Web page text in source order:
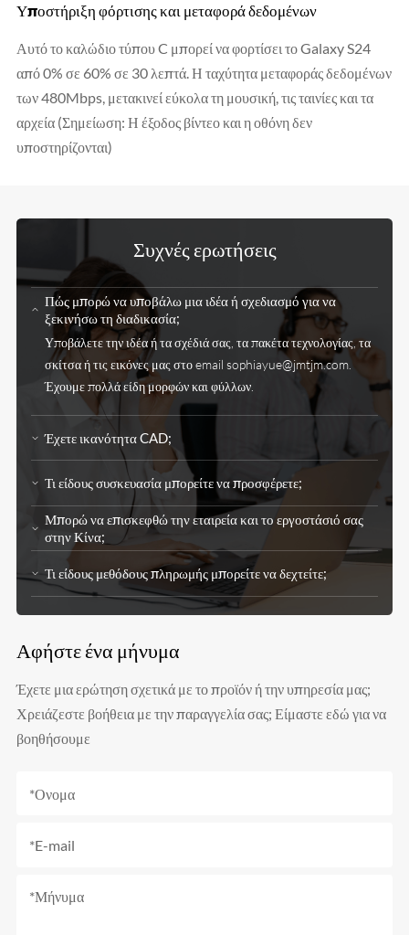
Υποστήριξη φόρτισης και μεταφορά δεδομένων
Αυτό το καλώδιο τύπου C μπορεί να φορτίσει το Galaxy S24
από 0% σε 60% σε 30 λεπτά. Η ταχύτητα μεταφοράς δεδομένων
των 480Mbps, μετακινεί εύκολα τη μουσική, τις ταινίες και τα
αρχεία (Σημείωση: Η έξοδος βίντεο και η οθόνη δεν
υποστηρίζονται)
Συχνές ερωτήσεις
Πώς μπορώ να υποβάλω μια ιδέα ή σχεδιασμό για να
ξεκινήσω τη διαδικασία;
Υποβάλετε την ιδέα ή τα σχέδιά σας, τα πακέτα τεχνολογίας, τα
σκίτσα ή τις εικόνες μας στο emailsophiayue@jmtjm.com
Έχουμε πολλά είδη μορφών και φύλλων.
Έχετε ικανότητα CAD;
Τι είδους συσκευασία μπορείτε να προσφέρετε;
Μπορώ να επισκεφθώ την εταιρεία και το εργοστάσιό σας
στην Κίνα;
Τι είδους μεθόδους πληρωμής μπορείτε να δεχτείτε;
Αφήστε ένα μήνυμα
Έχετε μια ερώτηση σχετικά με το προϊόν ή την υπηρεσία μας;
Χρειάζεστε βοήθεια με την παραγγελία σας; Είμαστε εδώ για να
βοηθήσουμε